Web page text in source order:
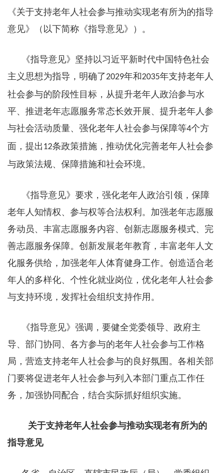
《关于支持老年人社会参与推动实现老有所为的指导
意见》（以下简称《指导意见》）。
《指导意见》坚持以习近平新时代中国特色社会
主义思想为指导，明确了2029年和2035年支持老年人
社会参与的阶段性目标，从提升老年人政治参与水
平、推进老年志愿服务常态长效开展、提升老年人参
与社会活动质量、强化老年人社会参与保障等4个方
面，提出12条政策措施，推动优化完善老年人社会参
与政策法规、保障措施和社会环境。
《指导意见》要求，强化老年人政治引领，保障
老年人知情权、参与权等合法权利。加强老年志愿服
务动员、丰富志愿服务内容、创新志愿服务模式、完
善志愿服务保障。创新发展老年教育，丰富老年人文
化服务供给，加强老年人体育健身工作。创造适合老
年人的多样化、个性化就业岗位，优化老年人社会参
与支持环境，发挥社会组织支持作用。
《指导意见》强调，要健全党委领导、政府主
导、部门协同、各方参与的老年人社会参与工作格
局，营造支持老年人社会参与的良好氛围。各相关部
门要将促进老年人社会参与列入本部门重点工作任
务，加强协同配合，结合实际抓好组织实施。
关于支持老年人社会参与推动实现老有所为的
指导意见